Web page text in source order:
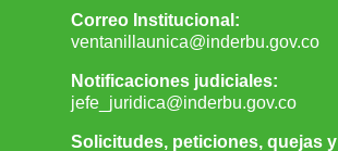
Correo Institucional:
ventanillaunica@inderbu.gov.co
Notificaciones judiciales:
jefe_juridica@inderbu.gov.co
Solicitudes, peticiones, quejas y